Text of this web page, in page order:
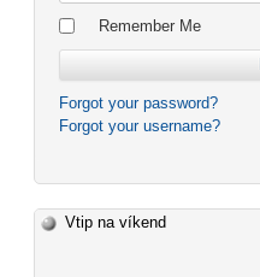
Remember Me
Forgot your password?
Forgot your username?
Vtip na víkend